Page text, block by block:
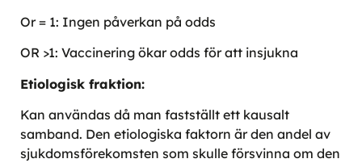
Or = 1: Ingen påverkan på odds
OR >1: Vaccinering ökar odds för att insjukna
Etiologisk fraktion:
Kan användas då man fastställt ett kausalt
samband. Den etiologiska faktorn är den andel av
sjukdomsförekomsten som skulle försvinna om den